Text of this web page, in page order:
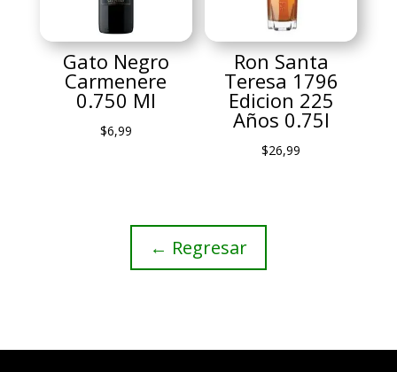
Gato Negro
Carmenere
0.750 Ml
$6,99
Ron Santa
Teresa 1796
Edicion 225
Años 0.75l
$26,99
← Regresar